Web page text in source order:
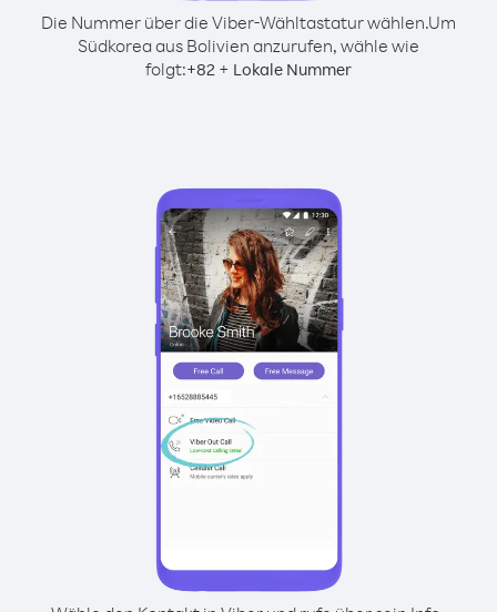
Die Nummer über die Viber-Wähltastatur wählen.Um
Südkorea aus Bolivien anzurufen, wähle wie
folgt:+82 + Lokale Nummer